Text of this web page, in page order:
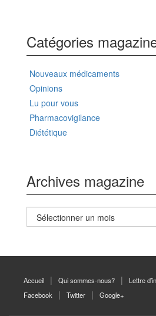
Catégories
Nouveaux médicaments
Opinions
Lu pour vous
Pharmacovigilance
Diététique
Archives magazine
Archives
magazine
Accueil Qui sommes-nous? Lettre
Facebook
Twitter Google+